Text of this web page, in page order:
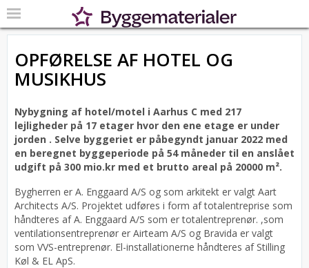
OPFØRELSE AF HOTEL OG
MUSIKHUS
Nybygning af hotel/motel i Aarhus C med 217
lejligheder på 17 etager hvor den ene etage er under
jorden . Selve byggeriet er påbegyndt januar 2022 med
en beregnet byggeperiode på 54 måneder til en anslået
udgift på 300 mio.kr med et brutto areal på 20000 m².
Bygherren er A. Enggaard A/S og som arkitekt er valgt Aart
Architects A/S. Projektet udføres i form af totalentreprise som
håndteres af A. Enggaard A/S som er totalentreprenør. ,som
ventilationsentreprenør er Airteam A/S og Bravida er valgt
som VVS-entreprenør. El-installationerne håndteres af Stilling
Køl & EL ApS.